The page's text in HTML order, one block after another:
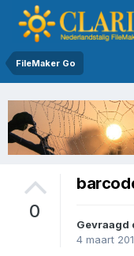
FileMaker Go
0
Gevraagd
4 maart